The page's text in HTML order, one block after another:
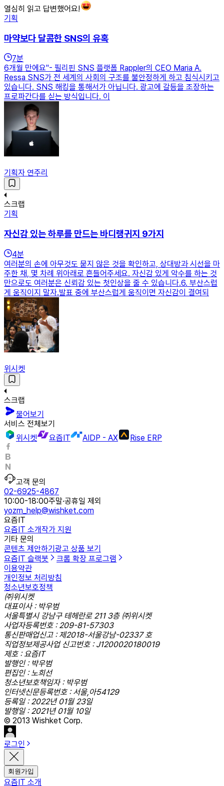
열심히 읽고 답변했어요!
기획
마약보다 달콤한 SNS의 유혹
7분
6개월 만에요"- 필리핀 SNS 플랫폼 Rappler의 CEO Maria A.
Ressa SNS가 전 세계의 사회의 구조를 불안정하게 하고 침식시키고
있습니다. SNS 해킹을 통해서가 아닙니다. 광고에 갈등을 조장하는
프로파간다를 싣는 방식입니다. 이
기획자 연주리
스크랩
기획
자신감 있는 하루를 만드는 바디랭귀지 9가지
4분
여러분의 손에 아무것도 묻지 않은 것을 확인하고, 상대방과 시선을 마
주한 채, 몇 차례 위아래로 흔들어주세요. 자신감 있게 악수를 하는 것
만으로도 여러분은 신뢰감 있는 첫인상을 줄 수 있습니다.6. 부산스럽
게 움직이지 말자.발표 중에 부산스럽게 움직이면 자신감이 결여되
위시켓
스크랩
물어보기
서비스 전체보기
위시켓
요즘IT AIDP - AX Rise ERP
고객 문의
02-6925-4867
10:00-18:00주말·공휴일 제외
yozm_help@wishket.com
요즘IT
요즘IT 소개작가 지원
기타 문의
콘텐츠 제안하기광고 상품 보기
요즘IT 슬랙봇
크롬 확장 프로그램
이용약관
개인정보 처리방침
청소년보호정책
㈜위시켓
대표이사 : 박우범
서울특별시 강남구 테헤란로 211 3층 ㈜위시켓
사업자등록번호 : 209-81-57303
통신판매업신고 : 제2018-서울강남-02337 호
직업정보제공사업 신고번호 : J1200020180019
제호 : 요즘IT
발행인 : 박우범
편집인 : 노희선
청소년보호책임자 : 박우범
인터넷신문등록번호 : 서울,아54129
등록일 : 2022년 01월 23일
발행일 : 2021년 01월 10일
© 2013 Wishket Corp.
로그인
회원가입
요즘IT 소개